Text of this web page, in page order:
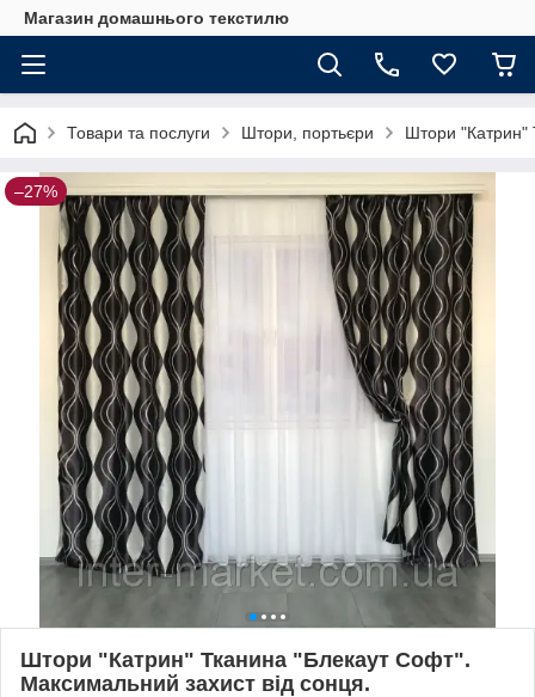
Магазин домашнього текстилю
Товари та послуги Штори, портьєри Штори "Катрин"
–27%
Штори "Катрин" Тканина "Блекаут Софт".
Максимальний захист від сонця.